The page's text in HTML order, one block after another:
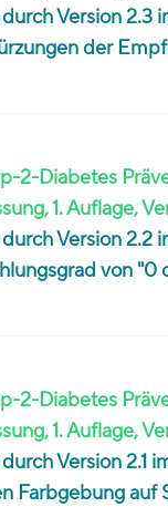
Version 2.3
der
2-Diabetes
1. Auflage,
Version 2.2
von "0
2-Diabetes
1. Auflage,
Version 2.1
Farbgebung auf